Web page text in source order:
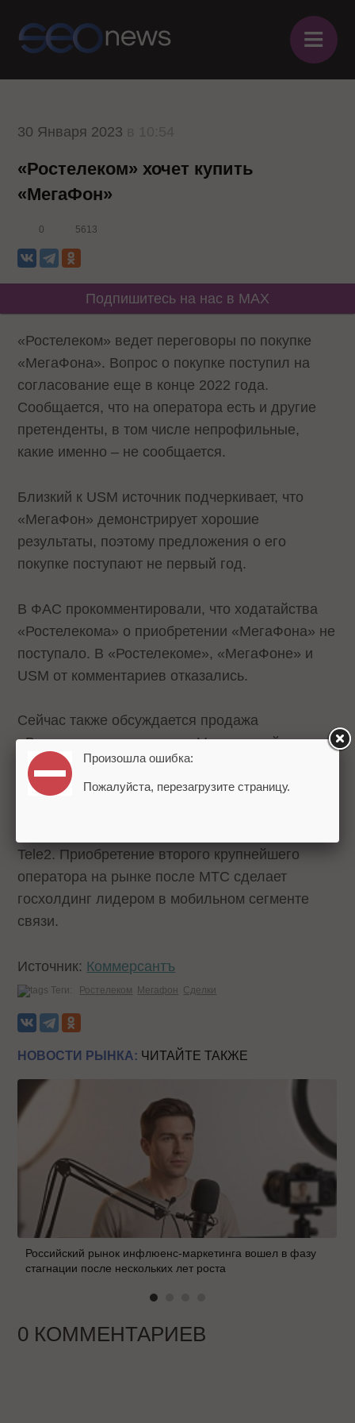
≡
30 Января 2023
«Ростелеком» хочет купить
«МегаФон»
0 5613
Подпишитесь на нас в MAX
«Ростелеком» ведет переговоры по покупке
«МегаФона». Вопрос о покупке поступил на
согласование еще в конце 2022 года.
Сообщается, что на оператора есть и другие
претенденты, в том числе непрофильные,
какие именно – не сообщается.
Близкий к USM источник подчеркивает, что
«МегаФон» демонстрирует хорошие
результаты, поэтому предложения о его
покупке поступают не первый год.
В ФАС прокомментировали, что ходатайства
«Ростелекома» о приобретении «МегаФона» не
поступало. В «Ростелекоме», «МегаФоне» и
USM от комментариев отказались.
Сейчас также обсуждается продажа
«Вымпелкома» холдингом Veon российскому
топ-менеджменту. Среди претендентов на
покупку называются «Газпром» и Сбербанк.
Tele2. Приобретение второго крупнейшего
оператора на рынке после МТС сделает
госхолдинг лидером в мобильном сегменте
связи.
Источник: Коммерсантъ
Теги: Ростелеком Мегафон Сделки
НОВОСТИ РЫНКА: ЧИТАЙТЕ ТАКЖЕ
Российский рынок инфлюенс-маркетинга вошел в фазу
стагнации после нескольких лет роста
0 КОММЕНТАРИЕВ
Произошла ошибка:
Пожалуйста, перезагрузите страницу.